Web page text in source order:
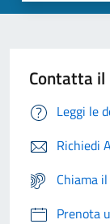
Contatta il
Leggi le
Richiedi
Chiama
Prenota